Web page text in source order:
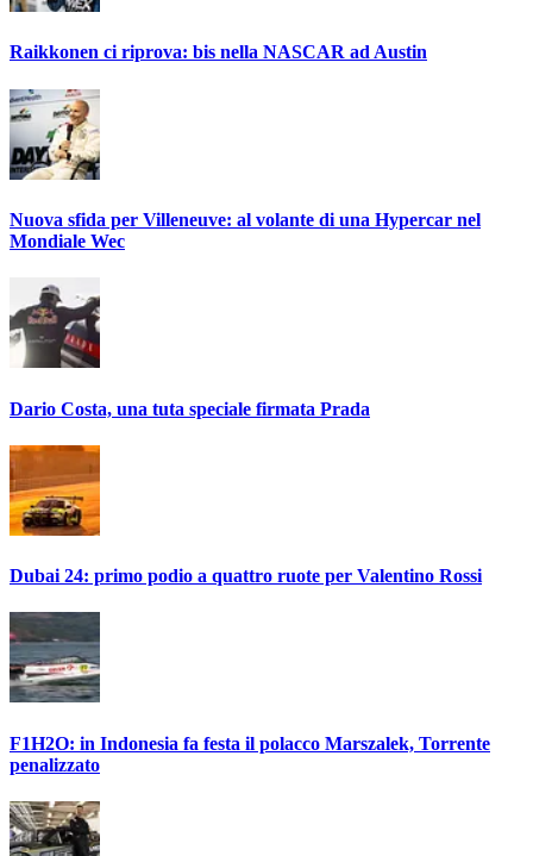
Raikkonen ci riprova: bis nella NASCAR ad Austin
Nuova sfida per Villeneuve: al volante di una Hypercar nel
Mondiale Wec
Dario Costa, una tuta speciale firmata Prada
Dubai 24: primo podio a quattro ruote per Valentino Rossi
F1H2O: in Indonesia fa festa il polacco Marszalek, Torrente
penalizzato